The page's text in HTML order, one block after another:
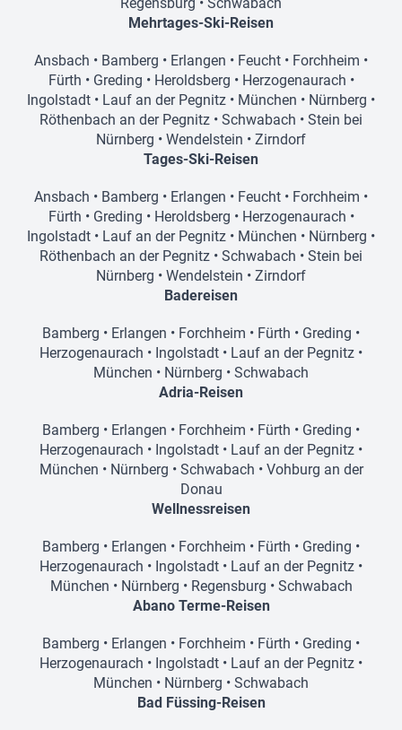
Mehrtages-Ski-Reisen
Ansbach • Bamberg • Erlangen • Feucht • Forchheim •
Fürth • Greding • Heroldsberg • Herzogenaurach •
Ingolstadt • Lauf an der Pegnitz • München • Nürnberg •
Röthenbach an der Pegnitz • Schwabach • Stein bei
Nürnberg • Wendelstein • Zirndorf
Tages-Ski-Reisen
Ansbach • Bamberg • Erlangen • Feucht • Forchheim •
Fürth • Greding • Heroldsberg • Herzogenaurach •
Ingolstadt • Lauf an der Pegnitz • München • Nürnberg •
Röthenbach an der Pegnitz • Schwabach • Stein bei
Nürnberg • Wendelstein • Zirndorf
Badereisen
Bamberg • Erlangen • Forchheim • Fürth • Greding •
Herzogenaurach • Ingolstadt • Lauf an der Pegnitz •
München • Nürnberg • Schwabach
Adria-Reisen
Bamberg • Erlangen • Forchheim • Fürth • Greding •
Herzogenaurach • Ingolstadt • Lauf an der Pegnitz •
München • Nürnberg • Schwabach • Vohburg an der
Donau
Wellnessreisen
Bamberg • Erlangen • Forchheim • Fürth • Greding •
Herzogenaurach • Ingolstadt • Lauf an der Pegnitz •
München • Nürnberg • Regensburg • Schwabach
Abano Terme-Reisen
Bamberg • Erlangen • Forchheim • Fürth • Greding •
Herzogenaurach • Ingolstadt • Lauf an der Pegnitz •
München • Nürnberg • Schwabach
Bad Füssing-Reisen